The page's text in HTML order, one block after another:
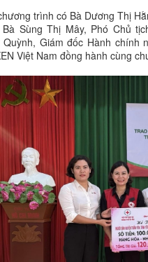
trình có Bà Dương Thị
Bà Sùng Thị Mây, Phó Chủ
Quỳnh, Giám đốc Hành chính
Việt Nam đồng hành cùng